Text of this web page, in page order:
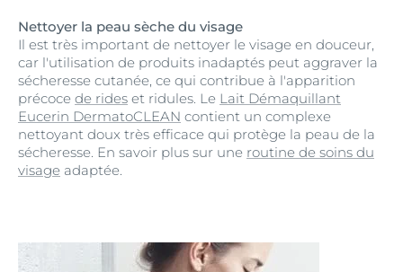
Nettoyer la peau sèche du visage
Il est très important de nettoyer le visage en douceur,
car l'utilisation de produits inadaptés peut aggraver la
sécheresse cutanée, ce qui contribue à l'apparition
précoce de rides et ridules. Le Lait Démaquillant
Eucerin DermatoCLEAN contient un complexe
nettoyant doux très efficace qui protège la peau de la
sécheresse. En savoir plus sur une routine de soins du
visage adaptée.